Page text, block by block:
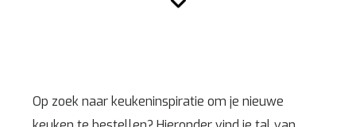
Op zoek naar keukeninspiratie om je nieuwe